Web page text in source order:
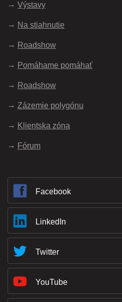
Výstavy
Na stiahnutie
Roadshow
Pomáhame pomáhať
Roadshow
Zázemie polygónu
Klientska zóna
Fórum
Facebook
LinkedIn
Twitter
YouTube